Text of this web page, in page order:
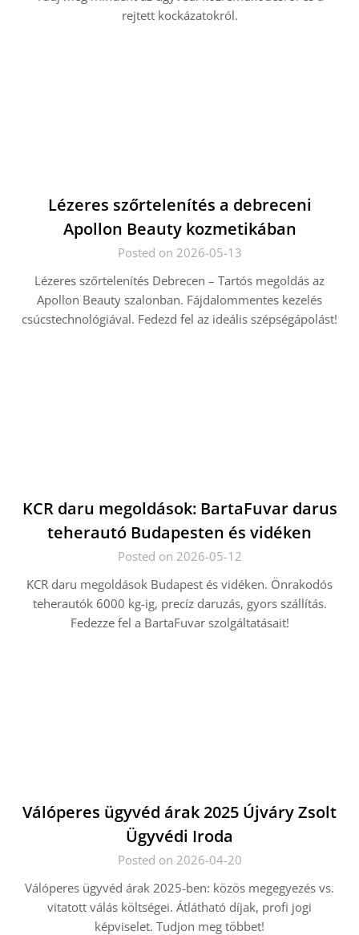
rejtett kockázatokról.
Lézeres szőrtelenítés a debreceni
Apollon Beauty kozmetikában
Posted on 2026-05-13
Lézeres szőrtelenítés Debrecen – Tartós megoldás az
Apollon Beauty szalonban. Fájdalommentes kezelés
csúcstechnológiával. Fedezd fel az ideális szépségápolást!
KCR daru megoldások: BartaFuvar darus
teherautó Budapesten és vidéken
Posted on 2026-05-12
KCR daru megoldások Budapest és vidéken. Önrakodós
teherautók 6000 kg-ig, precíz daruzás, gyors szállítás.
Fedezze fel a BartaFuvar szolgáltatásait!
Válóperes ügyvéd árak 2025 Újváry Zsolt
Ügyvédi Iroda
Posted on 2026-04-20
Válóperes ügyvéd árak 2025-ben: közös megegyezés vs.
vitatott válás költségei. Átlátható díjak, profi jogi
képviselet. Tudjon meg többet!